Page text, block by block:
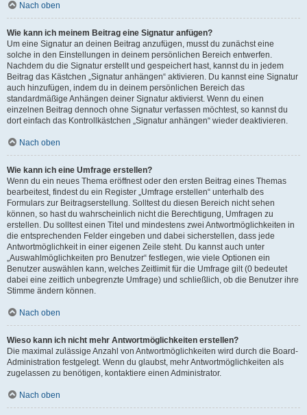
Nach oben
Wie kann ich meinem Beitrag eine Signatur anfügen?
Um eine Signatur an deinen Beitrag anzufügen, musst du zunächst eine
solche in den Einstellungen in deinem persönlichen Bereich entwerfen.
Nachdem du die Signatur erstellt und gespeichert hast, kannst du in jedem
Beitrag das Kästchen „Signatur anhängen“ aktivieren. Du kannst eine Signatur
auch hinzufügen, indem du in deinem persönlichen Bereich das
standardmäßige Anhängen deiner Signatur aktivierst. Wenn du einen
einzelnen Beitrag dennoch ohne Signatur verfassen möchtest, so kannst du
dort einfach das Kontrollkästchen „Signatur anhängen“ wieder deaktivieren.
Nach oben
Wie kann ich eine Umfrage erstellen?
Wenn du ein neues Thema eröffnest oder den ersten Beitrag eines Themas
bearbeitest, findest du ein Register „Umfrage erstellen“ unterhalb des
Formulars zur Beitragserstellung. Solltest du diesen Bereich nicht sehen
können, so hast du wahrscheinlich nicht die Berechtigung, Umfragen zu
erstellen. Du solltest einen Titel und mindestens zwei Antwortmöglichkeiten in
die entsprechenden Felder eingeben und dabei sicherstellen, dass jede
Antwortmöglichkeit in einer eigenen Zeile steht. Du kannst auch unter
„Auswahlmöglichkeiten pro Benutzer“ festlegen, wie viele Optionen ein
Benutzer auswählen kann, welches Zeitlimit für die Umfrage gilt (0 bedeutet
dabei eine zeitlich unbegrenzte Umfrage) und schließlich, ob die Benutzer ihre
Stimme ändern können.
Nach oben
Wieso kann ich nicht mehr Antwortmöglichkeiten erstellen?
Die maximal zulässige Anzahl von Antwortmöglichkeiten wird durch die Board-
Administration festgelegt. Wenn du glaubst, mehr Antwortmöglichkeiten als
zugelassen zu benötigen, kontaktiere einen Administrator.
Nach oben